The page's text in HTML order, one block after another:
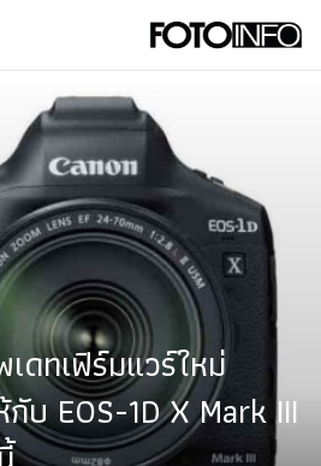
ดทเฟิร์มแวร์ใหม่
บ EOS-1D X Mark III